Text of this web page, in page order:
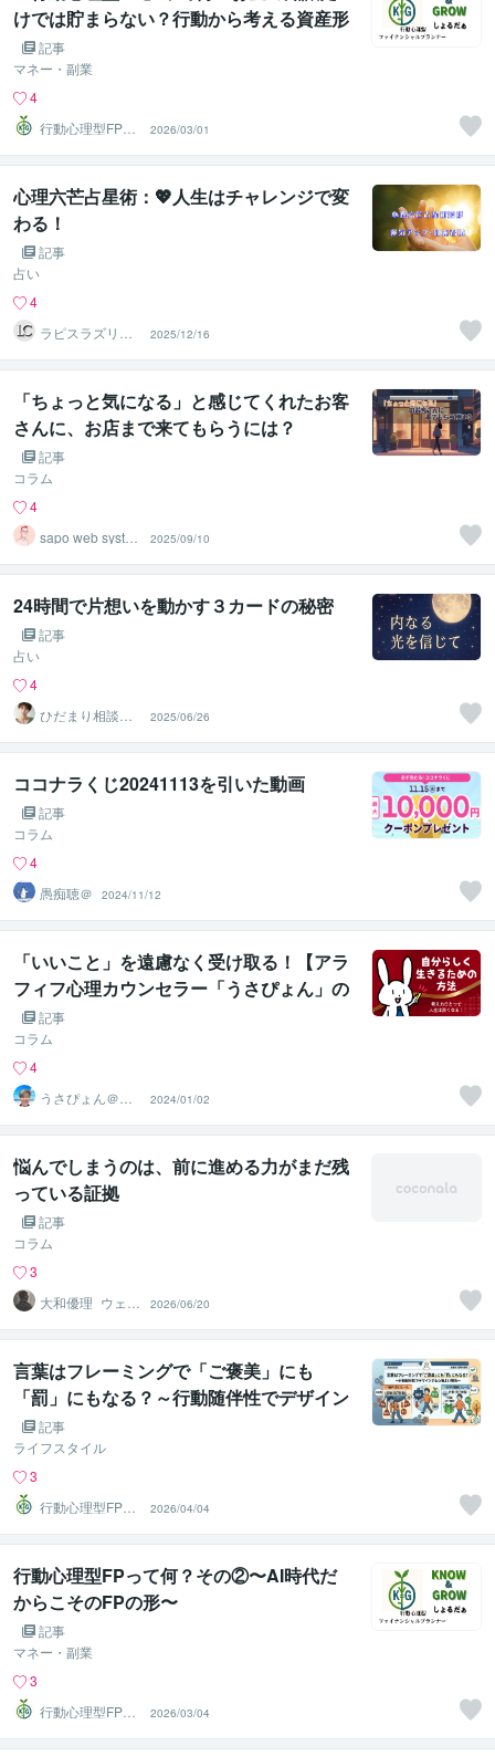
けでは貯まらない？行動から考える資産形
成 記事
マネー・副業
4
行動心理型FP＠
しょるだぁ
2026/03/01
心理六芒占星術：💖人生はチャレンジで変
わる！
記事
占い
4
ラピスラズリク
リエイト
2025/12/16
「ちょっと気になる」と感じてくれたお客
さんに、お店まで来てもらうには？
記事
コラム
4
sapo web syste
2025/09/10
24時間で片想いを動かす３カードの秘密
記事
占い
4
ひだまり相談室
ハル
2025/06/26
ココナラくじ20241113を引いた動画
記事
コラム
4
愚痴聴＠
2024/11/12
「いいこと」を遠慮なく受け取る！【アラ
フィフ心理カウンセラー「うさぴょん」の
ココナラ電話相談】
記事
コラム
4
うさぴょん＠癒
し系アラフィフ
心寄り添い人
2024/01/02
悩んでしまうのは、前に進める力がまだ残
っている証拠
記事
コラム
3
大和優理_ウェル
ネスパートナー
2026/06/20
言葉はフレーミングで「ご褒美」にも
「罰」にもなる？～行動随伴性でデザイン
する心地よい関係～
記事
ライフスタイル
3
行動心理型FP＠
しょるだぁ
2026/04/04
行動心理型FPって何？その②〜AI時代だ
からこそのFPの形〜
記事
マネー・副業
3
行動心理型FP＠
しょるだぁ
2026/03/04